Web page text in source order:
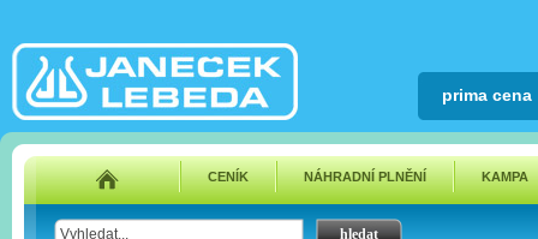
prima cena
CENÍK NÁHRADNÍ PLNĚNÍ KAMPA